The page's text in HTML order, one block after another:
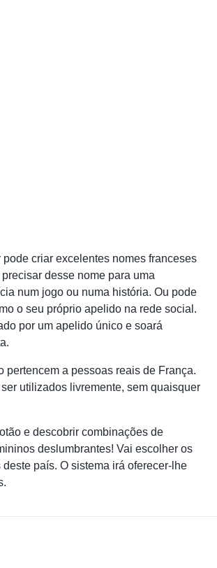
pode criar excelentes nomes franceses
desse nome para uma
num jogo ou numa história. Ou pode
o seu próprio apelido na rede social.
por um apelido único e soará
pertencem a pessoas reais de França.
utilizados livremente, sem quaisquer
e descobrir combinações de
deslumbrantes! Vai escolher os
país. O sistema irá oferecer-lhe